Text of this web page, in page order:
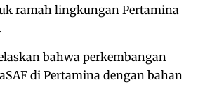
ramah lingkungan Pertamina
bahwa perkembangan
di Pertamina dengan bahan